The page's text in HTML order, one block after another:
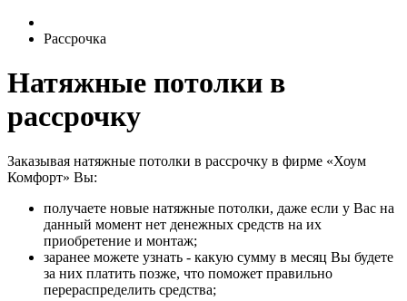
Рассрочка
Натяжные потолки в
рассрочку
Заказывая натяжные потолки в рассрочку в фирме «Хоум
Комфорт» Вы:
получаете новые натяжные потолки, даже если у Вас на
данный момент нет денежных средств на их
приобретение и монтаж;
заранее можете узнать - какую сумму в месяц Вы будете
за них платить позже, что поможет правильно
перераспределить средства;